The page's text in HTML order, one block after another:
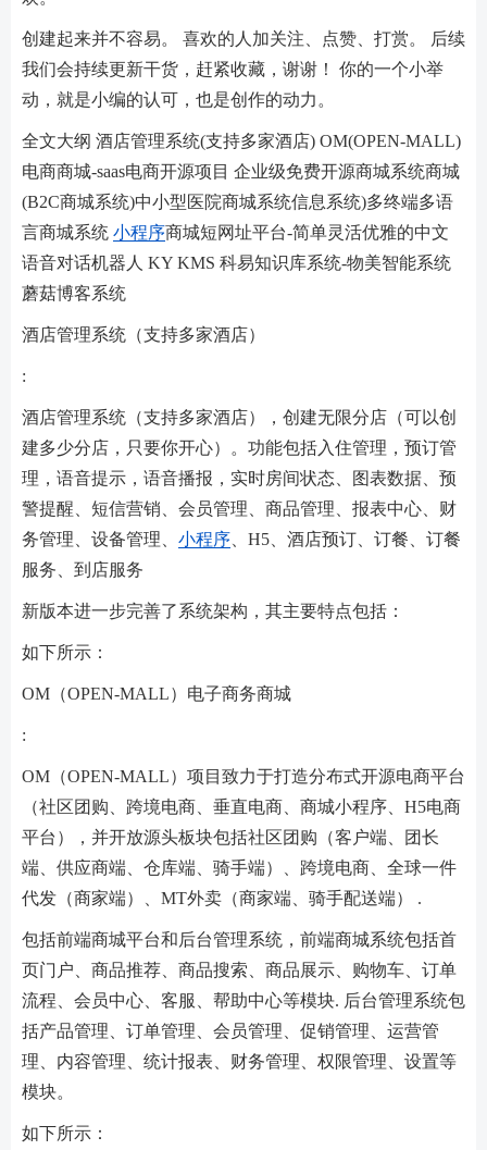
创建起来并不容易。 喜欢的人加关注、点赞、打赏。 后续
我们会持续更新干货，赶紧收藏，谢谢！ 你的一个小举
动，就是小编的认可，也是创作的动力。
全文大纲 酒店管理系统(支持多家酒店) OM(OPEN-MALL)
电商商城-saas电商开源项目 企业级免费开源商城系统商城
(B2C商城系统)中小型医院商城系统信息系统)多终端多语
言商城系统 小程序商城短网址平台-简单灵活优雅的中文
语音对话机器人 KY KMS 科易知识库系统-物美智能系统
蘑菇博客系统
酒店管理系统（支持多家酒店）
:
酒店管理系统（支持多家酒店），创建无限分店（可以创
建多少分店，只要你开心）。功能包括入住管理，预订管
理，语音提示，语音播报，实时房间状态、图表数据、预
警提醒、短信营销、会员管理、商品管理、报表中心、财
务管理、设备管理、 小程序 、H5、酒店预订、订餐、订餐
服务、到店服务
新版本进一步完善了系统架构，其主要特点包括：
如下所示：
OM（OPEN-MALL）电子商务商城
:
OM（OPEN-MALL）项目致力于打造分布式开源电商平台
（社区团购、跨境电商、垂直电商、商城小程序、H5电商
平台），并开放源头板块包括社区团购（客户端、团长
端、供应商端、仓库端、骑手端）、跨境电商、全球一件
代发（商家端）、MT外卖（商家端、骑手配送端） .
包括前端商城平台和后台管理系统，前端商城系统包括首
页门户、商品推荐、商品搜索、商品展示、购物车、订单
流程、会员中心、客服、帮助中心等模块. 后台管理系统包
括产品管理、订单管理、会员管理、促销管理、运营管
理、内容管理、统计报表、财务管理、权限管理、设置等
模块。
如下所示：